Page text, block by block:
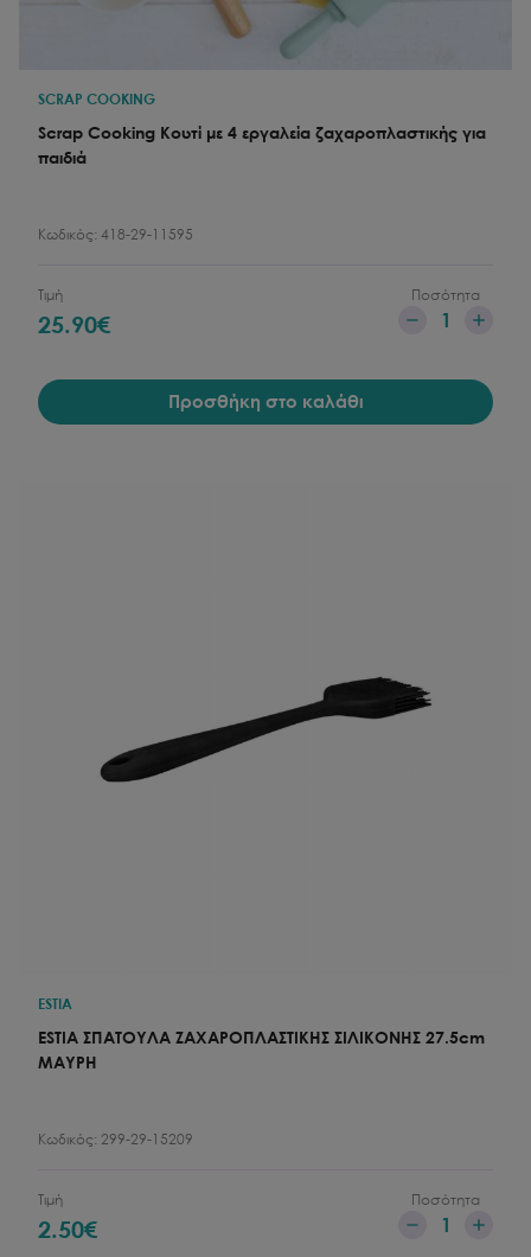
SCRAP COOKING
Scrap Cooking Κουτί με 4 εργαλεία ζαχαροπλαστικής για
παιδιά
Κωδικός: 418-29-11595
Τιμή
25.90€
Ποσότητα
1
Προσθήκη στο καλάθι
ESTIA
ESTIA ΣΠΑΤΟΥΛΑ ΖΑΧΑΡΟΠΛΑΣΤΙΚΗΣ ΣΙΛΙΚΟΝΗΣ 27.5cm
ΜΑΥΡΗ
Κωδικός: 299-29-15209
Τιμή
2.50€
Ποσότητα
1